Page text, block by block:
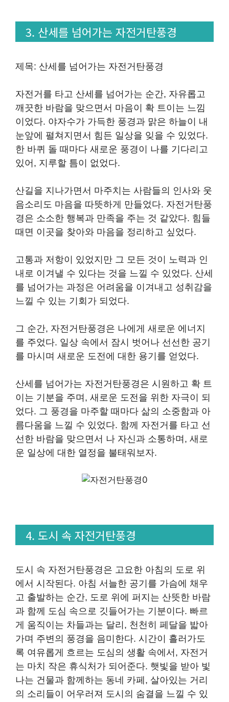
3. 산세를 넘어가는 자전거탄풍경
제목: 산세를 넘어가는 자전거탄풍경
자전거를 타고 산세를 넘어가는 순간, 자유롭고
깨끗한 바람을 맞으면서 마음이 확 트이는 느낌
이었다. 야자수가 가득한 풍경과 맑은 하늘이 내
눈앞에 펼쳐지면서 힘든 일상을 잊을 수 있었다.
한 바퀴 돌 때마다 새로운 풍경이 나를 기다리고
있어, 지루할 틈이 없었다.
산길을 지나가면서 마주치는 사람들의 인사와 웃
음소리도 마음을 따뜻하게 만들었다. 자전거탄풍
경은 소소한 행복과 만족을 주는 것 같았다. 힘들
때면 이곳을 찾아와 마음을 정리하고 싶었다.
고통과 저항이 있었지만 그 모든 것이 노력과 인
내로 이겨낼 수 있다는 것을 느낄 수 있었다. 산세
를 넘어가는 과정은 어려움을 이겨내고 성취감을
느낄 수 있는 기회가 되었다.
그 순간, 자전거탄풍경은 나에게 새로운 에너지
를 주었다. 일상 속에서 잠시 벗어나 선선한 공기
를 마시며 새로운 도전에 대한 용기를 얻었다.
산세를 넘어가는 자전거탄풍경은 시원하고 확 트
이는 기분을 주며, 새로운 도전을 위한 자극이 되
었다. 그 풍경을 마주할 때마다 삶의 소중함과 아
름다움을 느낄 수 있었다. 함께 자전거를 타고 선
선한 바람을 맞으면서 나 자신과 소통하며, 새로
운 일상에 대한 열정을 불태워보자.
4. 도시 속 자전거탄풍경
도시 속 자전거탄풍경은 고요한 아침의 도로 위
에서 시작된다. 아침 서늘한 공기를 가슴에 채우
고 출발하는 순간, 도로 위에 퍼지는 산뜻한 바람
과 함께 도심 속으로 깃들어가는 기분이다. 빠르
게 움직이는 차들과는 달리, 천천히 페달을 밟아
가며 주변의 풍경을 음미한다. 시간이 흘러가도
록 여유롭게 흐르는 도심의 생활 속에서, 자전거
는 마치 작은 휴식처가 되어준다. 햇빛을 받아 빛
나는 건물과 함께하는 동네 카페, 살아있는 거리
의 소리들이 어우러져 도시의 숨결을 느낄 수 있